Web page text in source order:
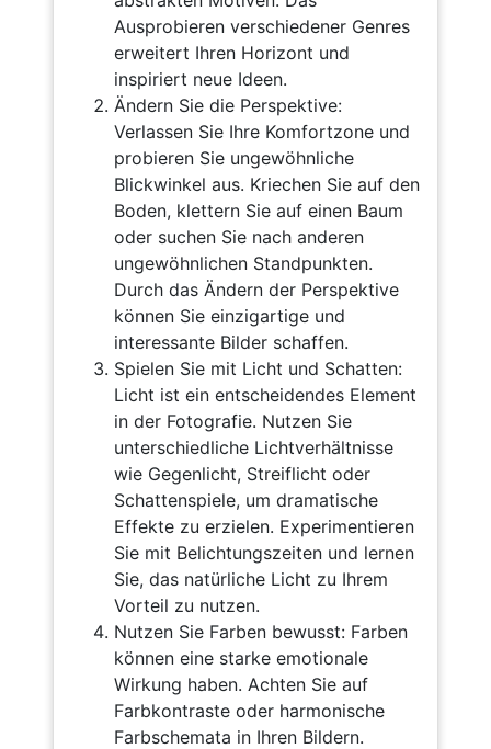
Ausprobieren verschiedener Genres
erweitert Ihren Horizont und
inspiriert neue Ideen.
Ändern Sie die Perspektive:
Verlassen Sie Ihre Komfortzone und
probieren Sie ungewöhnliche
Blickwinkel aus. Kriechen Sie auf den
Boden, klettern Sie auf einen Baum
oder suchen Sie nach anderen
ungewöhnlichen Standpunkten.
Durch das Ändern der Perspektive
können Sie einzigartige und
interessante Bilder schaffen.
Spielen Sie mit Licht und Schatten:
Licht ist ein entscheidendes Element
in der Fotografie. Nutzen Sie
unterschiedliche Lichtverhältnisse
wie Gegenlicht, Streiflicht oder
Schattenspiele, um dramatische
Effekte zu erzielen. Experimentieren
Sie mit Belichtungszeiten und lernen
Sie, das natürliche Licht zu Ihrem
Vorteil zu nutzen.
Nutzen Sie Farben bewusst: Farben
können eine starke emotionale
Wirkung haben. Achten Sie auf
Farbkontraste oder harmonische
Farbschemata in Ihren Bildern.